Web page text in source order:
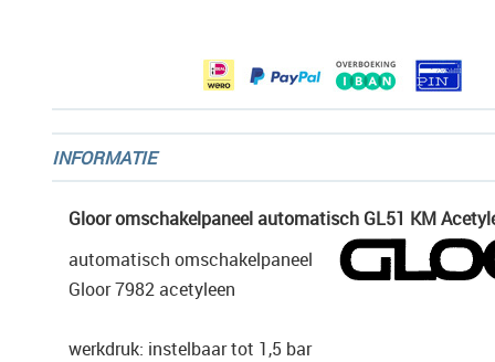
INFORMATIE
Gloor omschakelpaneel automatisch GL51 KM
automatisch omschakelpaneel
Gloor 7982 acetyleen
werkdruk: instelbaar tot 1,5 bar